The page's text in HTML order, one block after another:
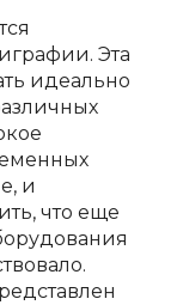
Эта
идеально
и
что еще